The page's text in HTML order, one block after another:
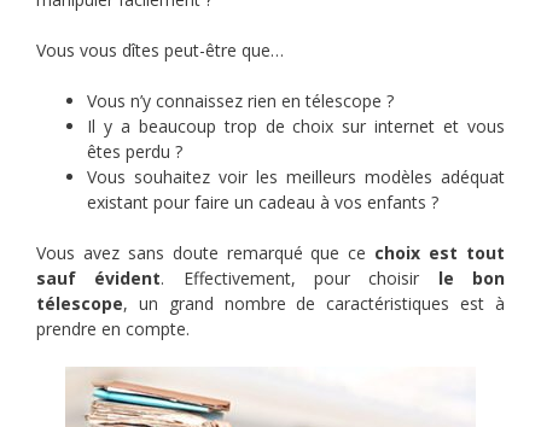
Vous vous dîtes peut-être que…
Vous n’y connaissez rien en télescope ?
Il y a beaucoup trop de choix sur internet et vous
êtes perdu ?
Vous souhaitez voir les meilleurs modèles adéquat
existant pour faire un cadeau à vos enfants ?
Vous avez sans doute remarqué que ce choix est tout
sauf évident. Effectivement, pour choisir le bon
télescope, un grand nombre de caractéristiques est à
prendre en compte.